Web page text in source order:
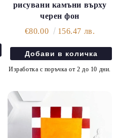
рисувани камъни върху
черен фон
€80.00
156.47 лв.
Изработка с поръчка от 2 до 10 дни.